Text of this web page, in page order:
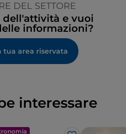
DEL SETTORE
dell'attività e vuoi
informazioni?
tua area riservata
interessare